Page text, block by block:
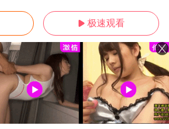
 极速观看